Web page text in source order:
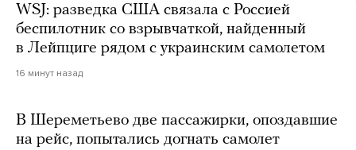
WSJ: разведка США связала с Россией
беспилотник со взрывчаткой, найденный
в Лейпциге рядом с украинским самолетом
16 минут назад
В Шереметьево две пассажирки, опоздавшие
на рейс, попытались догнать самолет